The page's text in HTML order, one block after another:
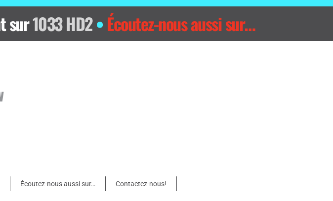
sur1033 HD2•Écoutez-nous aussi sur…
Écoutez-nous aussi sur… Contactez-nous!